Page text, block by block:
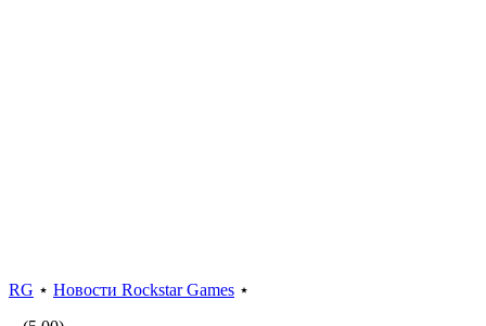
RG ⋆ Новости Rockstar Games ⋆